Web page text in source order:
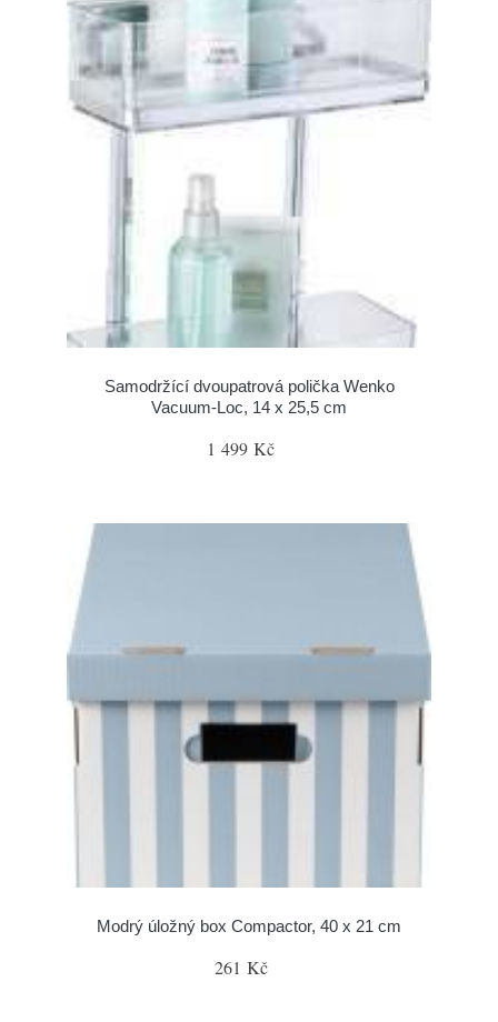
Samodržící dvoupatrová polička Wenko
Vacuum-Loc, 14 x 25,5 cm
1 499 Kč
Modrý úložný box Compactor, 40 x 21 cm
261 Kč